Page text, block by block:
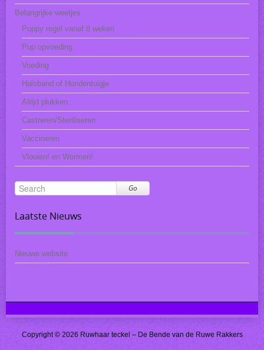
Belangrijke weetjes
Puppy regel vanaf 8 weken
Pup opvoeding
Voeding
Halsband of Hondentuigje
Altijd plukken.
Castreren/Steriliseren
Vaccineren
Vlooien! en Wormen!
Go
Laatste Nieuws
Nieuwe website
Copyright © 2026 Ruwhaar teckel – De Bende van de Ruwe Rakkers